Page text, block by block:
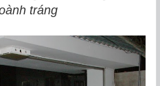
tráng